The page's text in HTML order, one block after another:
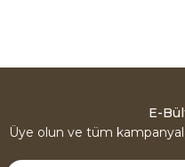
E-
Üye olun ve tüm